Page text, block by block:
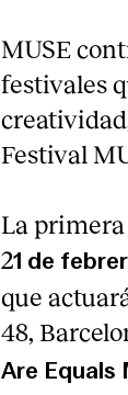
MUSE
festivales
Festival
La primera
21 de
que
48,
Are Equals